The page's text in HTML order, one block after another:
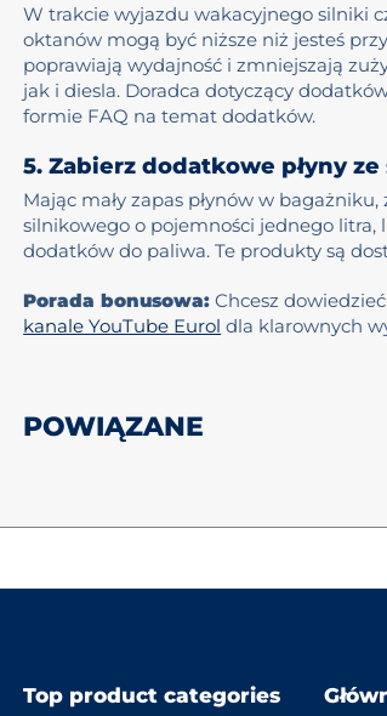
W trakcie wyjazdu wakacyjnego silniki
oktanów mogą być niższe niż jesteś
poprawiają wydajność i zmniejszają
jak i diesla. Doradca dotyczący
formie FAQ na temat dodatków.
5. Zabierz dodatkowe płyny ze
Mając mały zapas płynów w
silnikowego o pojemności jednego litra,
dodatków do paliwa. Te produkty są
Porada bonusowa: Chcesz
kanale YouTube Eurol dla klarownych
POWIĄZANE
Top product categories